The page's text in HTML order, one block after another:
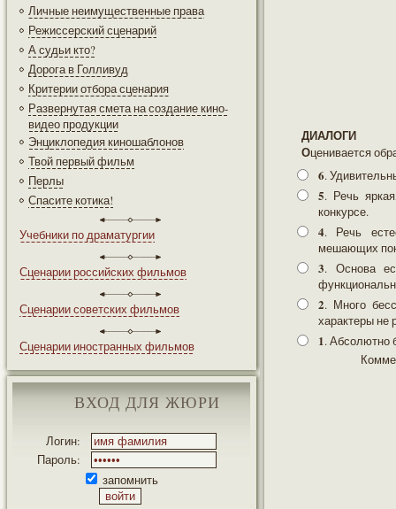
Личные неимущественные права
Режиссерский сценарий
А судьи кто?
Дорога в Голливуд
Критерии отбора сценария
Развернутая смета на создание кино-
видео продукции
Энциклопедия киношаблонов
Твой первый фильм
Перлы
Спасите котика!
Учебники по драматургии
Сценарии российских фильмов
Сценарии советских фильмов
Сценарии иностранных фильмов
ВХОД ДЛЯ ЖЮРИ
Логин:
Пароль:
запомнить
ДИАЛОГИ
Оценивается
6.
5. Речь
конкурсе.
4. Речь
мешающих
3. Основа
2. Много
характеры не
1. Абсолютно